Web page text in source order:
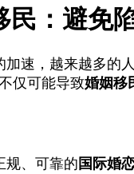
民：避免
加速，越来越多的
仅可能导致婚姻移
规、可靠的 国际婚